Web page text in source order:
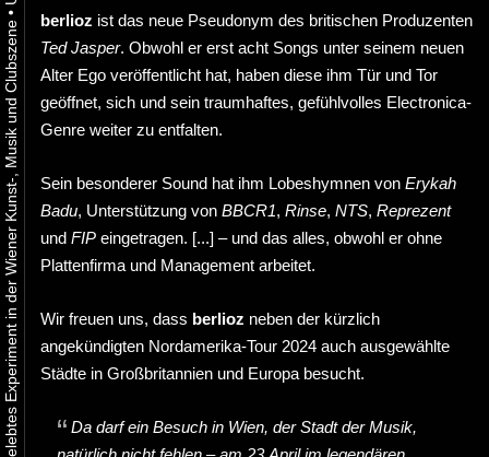
Urbaner Aktivismus als gelebtes Experiment in der Wiener Kunst-, Musik und Clubszene
• berlioz ist das neue Pseudonym des britischen Produzenten
Ted Jasper. Obwohl er erst acht Songs unter seinem neuen
Alter Ego veröffentlicht hat, haben diese ihm Tür und Tor
geöffnet, sich und sein traumhaftes, gefühlvolles Electronica-
Genre weiter zu entfalten.
Sein besonderer Sound hat ihm Lobeshymnen von Erykah
Badu, Unterstützung von BBCR1, Rinse, NTS, Reprezent
und FIP eingetragen. [...] – und das alles, obwohl er ohne
Plattenfirma und Management arbeitet.
Wir freuen uns, dass berlioz neben der kürzlich
angekündigten Nordamerika-Tour 2024 auch ausgewählte
Städte in Großbritannien und Europa besucht.
Da darf ein Besuch in Wien, der Stadt der Musik,